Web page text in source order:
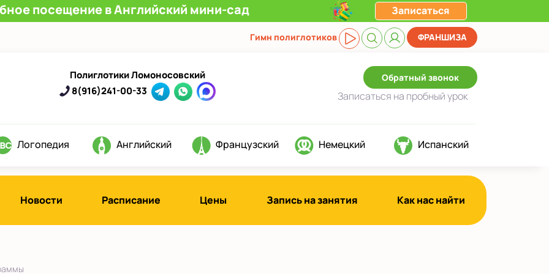
посещение в Английский мини-сад Записаться
Гимн полиглотиков ФРАНШИЗА
Полиглотики Ломоносовский
8(916)241-00-33
Обратный звонок
Записаться на пробный урок
Логопедия Английский Французский Немецкий Испанский
Новости Расписание Цены Запись на занятия Как нас найти